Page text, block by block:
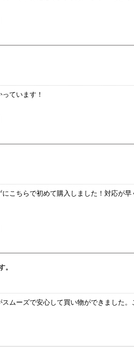
ています！
こちらで初めて購入しました！対応が
。
ムーズで安心して買い物ができました